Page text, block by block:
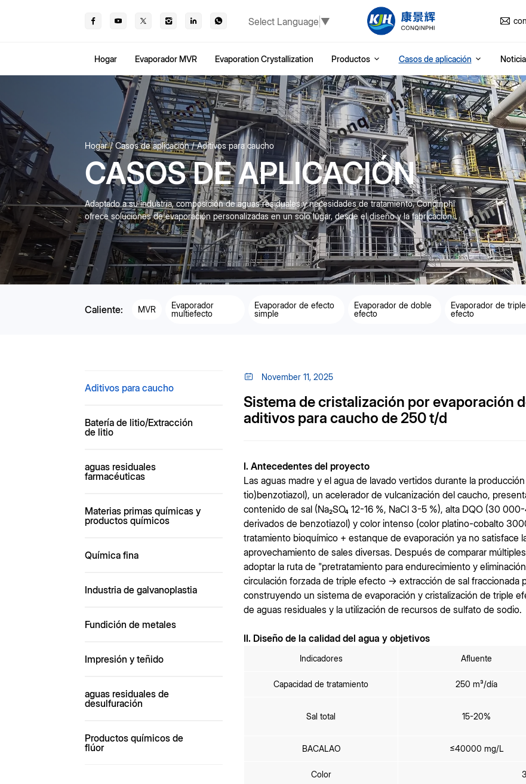
Select Language ▼
Hogar Evaporador MVR Evaporation Crystallization Productos Casos de aplicación
Hogar Casos de aplicación Aditivos para caucho
CASOS DE APLICACIÓN
Adaptado a su industria, composición de aguas residuales y necesidades de tratamiento, Conqinphi
ofrece soluciones de evaporación personalizadas en un solo lugar, desde el diseño y la fabricación...
Caliente: MVR
Evaporador
multiefecto
Evaporador de efecto
simple
Evaporador de doble
efecto
Evaporador de triple
efecto
Aditivos para caucho
Batería de litio/Extracción
de litio
aguas residuales
farmacéuticas
Materias primas químicas y
productos químicos
Química fina
Industria de galvanoplastia
Fundición de metales
Impresión y teñido
aguas residuales de
desulfuración
Productos químicos de
flúor
November 11, 2025
Sistema de cristalización por evaporación
aditivos para caucho de 250 t/d
I. Antecedentes del proyecto
Las aguas madre y el agua de lavado vertidos durante la
tio)benzotiazol), un acelerador de vulcanización del caucho,
contenido de sal (Na₂SO₄ 12-16 %, NaCl 3-5 %), alta DQO (30
derivados de benzotiazol) y color intenso (color platino-cobalto
tratamiento bioquímico + estanque de evaporación ya no satisface
aprovechamiento de sales diversas. Después de comparar
adoptar la ruta de "pretratamiento para endurecimiento y
circulación forzada de triple efecto → extracción de sal fraccionada
construyendo un sistema de evaporación y cristalización de triple
de aguas residuales y la utilización de recursos de sulfato de sodio.
II. Diseño de la calidad del agua y objetivos
Indicadores Afluente
Capacidad de tratamiento 250 m³/día
Sal total 15-20%
BACALAO ≤40000 mg/L
Color